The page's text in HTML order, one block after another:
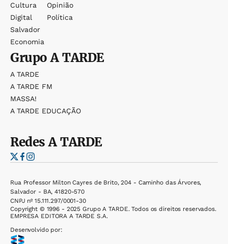
Cultura
Digital
Salvador
Economia
Opinião
Política
GrupoA TARDE
A TARDE
A TARDE FM
MASSA!
A TARDE EDUCAÇÃO
RedesA TARDE
Rua Professor Milton Cayres de Brito, 204 - Caminho das Árvores,
Salvador - BA, 41820-570
CNPJ nº 15.111.297/0001-30
Copyright © 1996 - 2025 Grupo A TARDE. Todos os direitos reservados.
EMPRESA EDITORA A TARDE S.A.
Desenvolvido por: